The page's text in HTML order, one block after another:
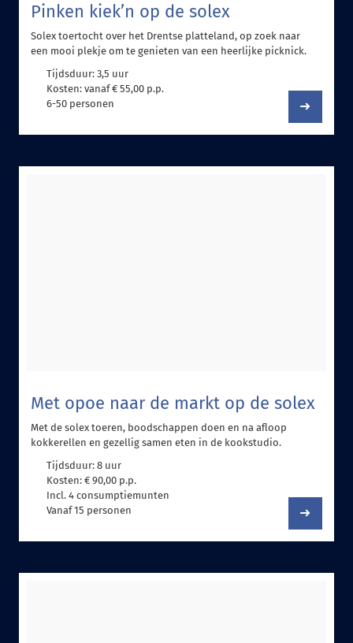
Pinken kiek’n op de solex
Solex toertocht over het Drentse platteland, op zoek naar
een mooi plekje om te genieten van een heerlijke picknick.
Tijdsduur: 3,5 uur
Kosten: vanaf € 55,00 p.p.
6-50 personen
Met opoe naar de markt op de solex
Met de solex toeren, boodschappen doen en na afloop
kokkerellen en gezellig samen eten in de kookstudio.
Tijdsduur: 8 uur
Kosten: € 90,00 p.p.
Incl. 4 consumptiemunten
Vanaf 15 personen